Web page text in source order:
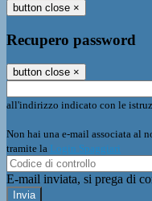
button close ×
Recupero password
button close ×
all'indirizzo indicato con le
Non hai una e-mail associata al
tramite la Login Spaggiari
E-mail inviata, si prega di